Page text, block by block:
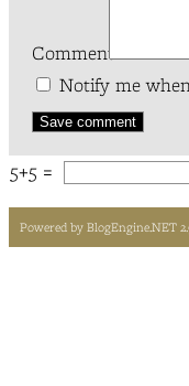
Comment*
Notify me
5+5 =
Powered byBlogEngine.NET